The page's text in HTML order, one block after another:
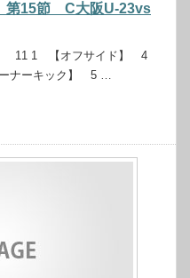
15節 C大阪U-23vs
11 1 【オフサイド】 4
ナーキック】 5 …